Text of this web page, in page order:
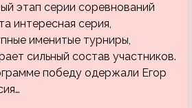
этап серии соревнований
интересная серия,
именитые турниры,
сильный состав участников.
победу одержали Егор